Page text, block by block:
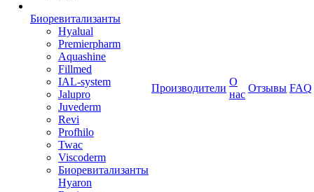
Биоревитализанты
Hyalual
Premierpharm
Aquashine
Fillmed
IAL-system
Jalupro
Juvederm
Revi
Profhilo
Twac
Viscoderm
Биоревитализанты
Hyaron
Производители
О
нас
Отзывы FAQ